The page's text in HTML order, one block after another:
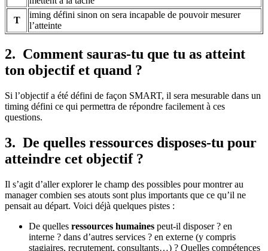
T
iming défini sinon on sera incapable de pouvoir mesurer
l’atteinte
2. Comment sauras-tu que tu as atteint
ton objectif et quand ?
Si l’objectif a été défini de façon SMART, il sera mesurable dans un
timing défini ce qui permettra de répondre facilement à ces
questions.
3. De quelles ressources disposes-tu pour
atteindre cet objectif ?
Il s’agit d’aller explorer le champ des possibles pour montrer au
manager combien ses atouts sont plus importants que ce qu’il ne
pensait au départ. Voici déjà quelques pistes :
De quelles ressources humaines peut-il disposer ? en
interne ? dans d’autres services ? en externe (y compris
stagiaires, recrutement, consultants…) ? Quelles compétences